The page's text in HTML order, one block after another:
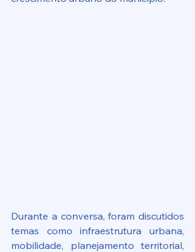
Durante a conversa, foram discutidos
temas como infraestrutura urbana,
mobilidade, planejamento territorial,